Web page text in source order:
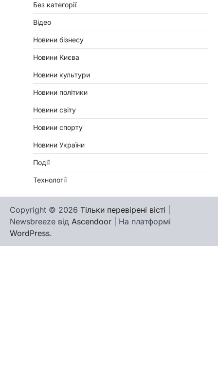
Без категорії
Відео
Новини бізнесу
Новини Києва
Новини культури
Новини політики
Новини світу
Новини спорту
Новини України
Події
Технології
Copyright © 2026 Тільки перевірені вісті
Newsbreeze від Ascendoor | На платформі
WordPress.